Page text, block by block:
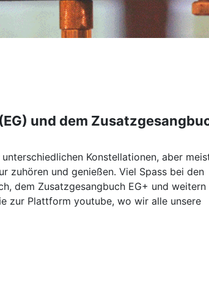
und dem
Konstellationen, aber
zuhören und genießen. Viel Spass bei den
dem Zusatzgesangbuch EG+ und weitern
zur Plattform youtube, wo wir alle unsere